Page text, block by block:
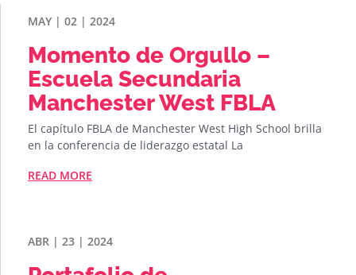
MAY | 02 | 2024
Momento de Orgullo –
Escuela Secundaria
Manchester West FBLA
El capítulo FBLA de Manchester West High School brilla
en la conferencia de liderazgo estatal La
READ MORE
ABR | 23 | 2024